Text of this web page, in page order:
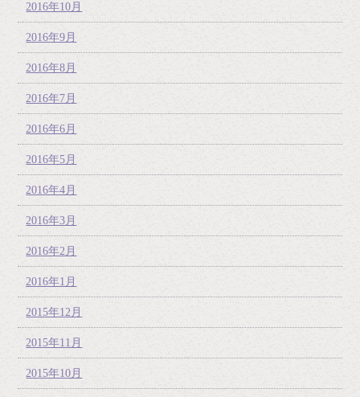
2016年10月
2016年9月
2016年8月
2016年7月
2016年6月
2016年5月
2016年4月
2016年3月
2016年2月
2016年1月
2015年12月
2015年11月
2015年10月